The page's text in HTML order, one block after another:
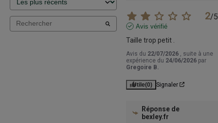
2/5
Avis vérifié
Taille trop petit .
Avis du 22/07/2026 , suite à une
expérience du 24/06/2026 par
Gregoire B.
Utile(0) Signaler
Réponse de
bexley.fr